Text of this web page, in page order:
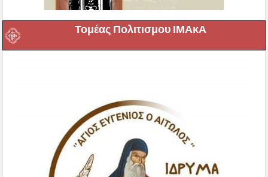
Τομέας Πολιτισμου ΙΜΑκΑ